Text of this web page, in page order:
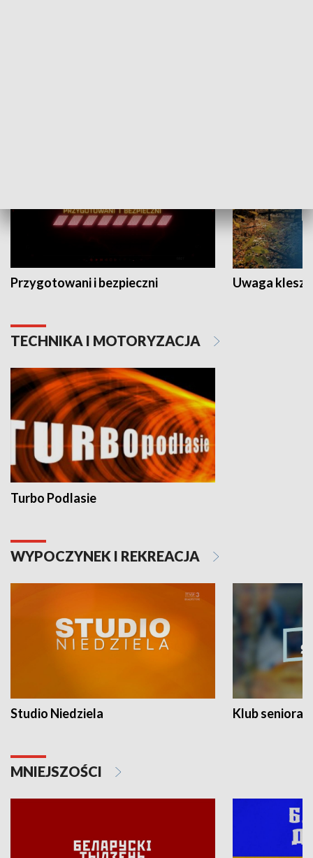
Przygotowani i bezpieczni Uwaga
TECHNIKA I MOTORYZACJA
Turbo Podlasie
WYPOCZYNEK I REKREACJA
Studio Niedziela Klub seniora
MNIEJSZOŚCI